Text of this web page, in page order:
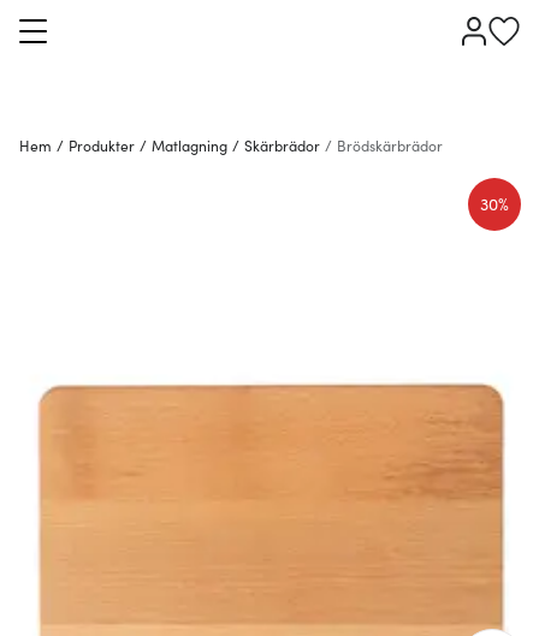
Hem / Produkter / Matlagning / Skärbrädor / Brödskärbrädor
30%